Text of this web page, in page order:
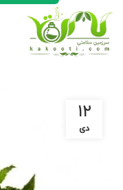
۱۲
دی